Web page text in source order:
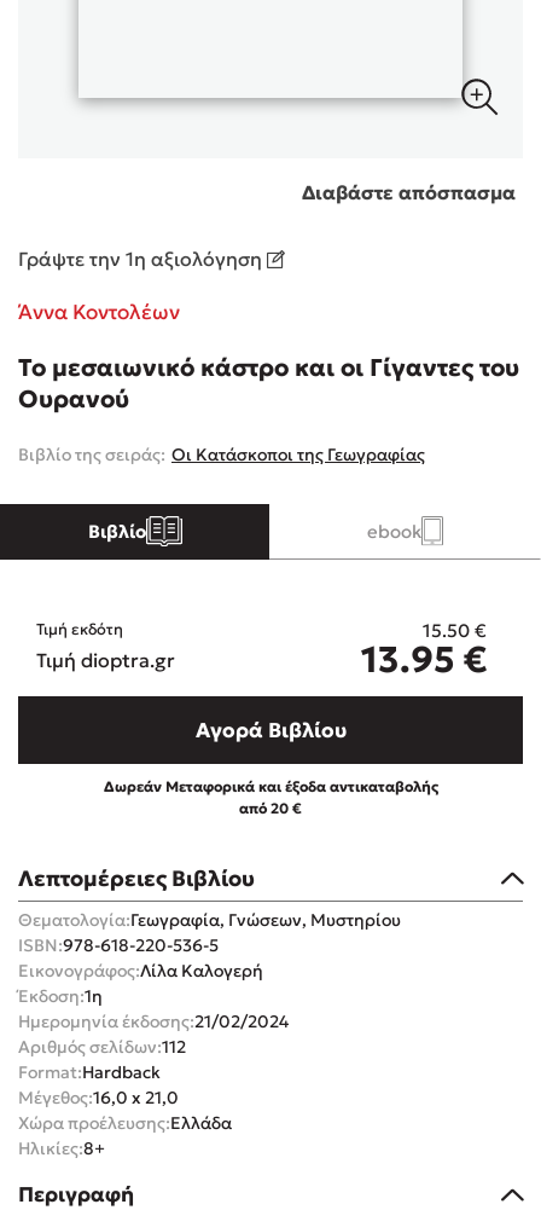
Το λεξικό της ζωής σου
Ιωάννης Γλωσσόπουλος
Ένας γίγαντας στο σχολείο
Δανάη Δεληγεώργη
Mel Robbins
Η μέθοδος Αφήστε τους
Δημοφιλείς Συγγραφείς
Διαβάστε απόσπασμα
Γράψτε την 1η αξιολόγηση
Άννα Κοντολέων
Το μεσαιωνικό κάστρο και οι Γίγαντες του
Ουρανού
Βιβλίο της σειράς: Οι Κατάσκοποι της Γεωγραφίας
Βιβλίο ebook
Λεπτομέρειες Βιβλίου
Θεματολογία:Γεωγραφία, Γνώσεων, Μυστηρίου
ISBN:978-618-220-536-5
Εικονογράφος:Λίλα Καλογερή
Έκδοση:1η
Ημερομηνία έκδοσης:21/02/2024
Αριθμός σελίδων:112
Format:Hardback
Μέγεθος:16,0 x 21,0
Χώρα προέλευσης:Ελλάδα
Ηλικίες:8+
Τιμή εκδότη 15.50 €
Τιμή dioptra.gr 13.95 €
Αγορά Βιβλίου
Δωρεάν Μεταφορικά και έξοδα αντικαταβολής
από 20 €
Περιγραφή